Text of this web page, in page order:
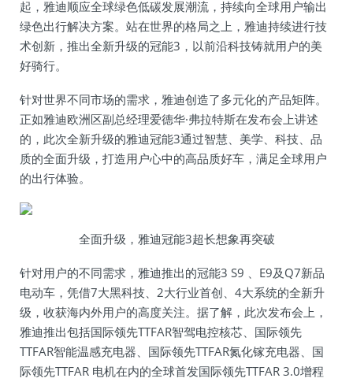
起，雅迪顺应全球绿色低碳发展潮流，持续向全球用户输出
绿色出行解决方案。站在世界的格局之上，雅迪持续进行技
术创新，推出全新升级的冠能3，以前沿科技铸就用户的美
好骑行。
针对世界不同市场的需求，雅迪创造了多元化的产品矩阵。
正如雅迪欧洲区副总经理爱德华·弗拉特斯在发布会上讲述
的，此次全新升级的雅迪冠能3通过智慧、美学、科技、品
质的全面升级，打造用户心中的高品质好车，满足全球用户
的出行体验。
全面升级，雅迪冠能3超长想象再突破
针对用户的不同需求，雅迪推出的冠能3 S9 、E9及Q7新品
电动车，凭借7大黑科技、2大行业首创、4大系统的全新升
级，收获海内外用户的高度关注。据了解，此次发布会上，
雅迪推出包括国际领先TTFAR智驾电控核芯、国际领先
TTFAR智能温感充电器、国际领先TTFAR氮化镓充电器、国
际领先TTFAR 电机在内的全球首发国际领先TTFAR 3.0增程